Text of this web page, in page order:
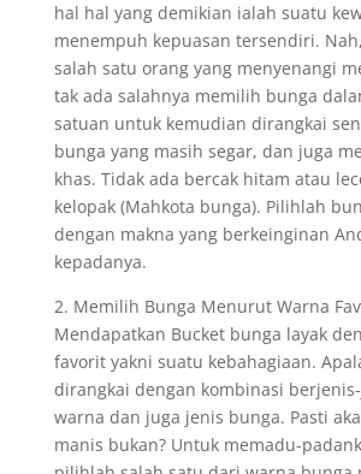
hal hal yang demikian ialah suatu
menempuh kepuasan tersendiri.
salah satu orang yang menyenangi
tak ada salahnya memilih bunga
satuan untuk kemudian dirangkai
bunga yang masih segar, dan juga
khas. Tidak ada bercak hitam atau
kelopak (Mahkota bunga). Pilihlah
dengan makna yang berkeinginan
kepadanya.
2. Memilih Bunga Menurut Warna
Mendapatkan Bucket bunga layak
favorit yakni suatu kebahagiaan.
dirangkai dengan kombinasi
warna dan juga jenis bunga. Pasti
manis bukan? Untuk memadu-